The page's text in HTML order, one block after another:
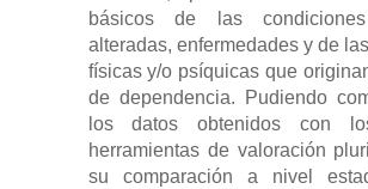
básicos de las
alteradas, enfermedades y de
físicas y/o psíquicas que
de dependencia. Pudiendo
los datos obtenidos con
herramientas de valoración
su comparación a nivel